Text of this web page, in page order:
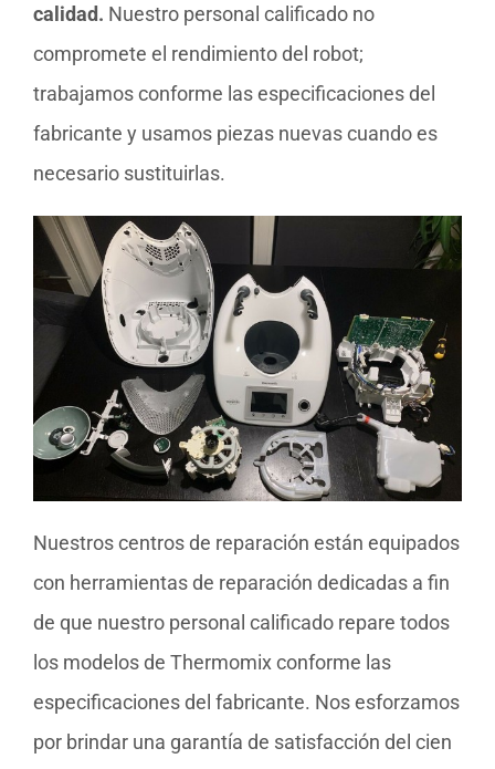
calidad. Nuestro personal calificado no
compromete el rendimiento del robot;
trabajamos conforme las especificaciones del
fabricante y usamos piezas nuevas cuando es
necesario sustituirlas.
Nuestros centros de reparación están equipados
con herramientas de reparación dedicadas a fin
de que nuestro personal calificado repare todos
los modelos de Thermomix conforme las
especificaciones del fabricante. Nos esforzamos
por brindar una garantía de satisfacción del cien